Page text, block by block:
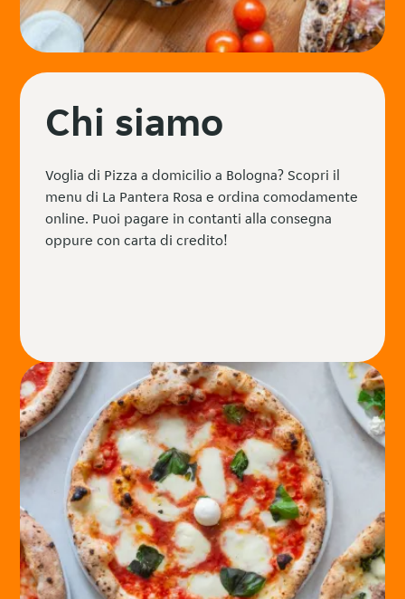
Chi siamo
Voglia di Pizza a domicilio a Bologna? Scopri il
menu di La Pantera Rosa e ordina comodamente
online. Puoi pagare in contanti alla consegna
oppure con carta di credito!